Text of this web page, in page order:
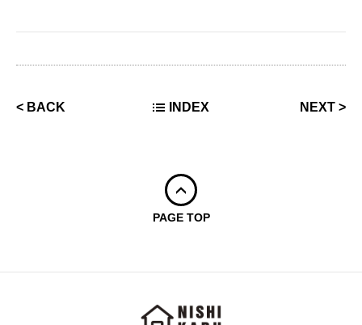
< BACK INDEX NEXT >
PAGE TOP